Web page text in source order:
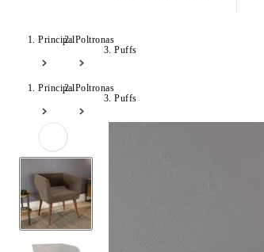
PrincipalPoltronas
Puffs
PrincipalPoltronas
Puffs